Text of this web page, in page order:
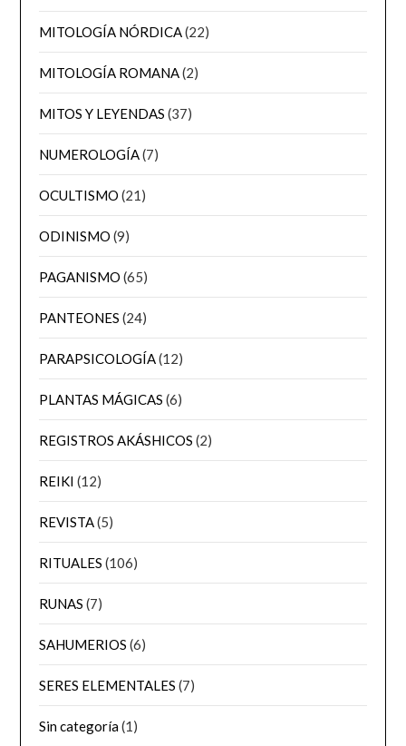
MITOLOGÍA NÓRDICA(22)
MITOLOGÍA ROMANA(2)
MITOS Y LEYENDAS (37)
NUMEROLOGÍA(7)
OCULTISMO (21)
ODINISMO (9)
PAGANISMO (65)
PANTEONES (24)
PARAPSICOLOGÍA(12)
PLANTAS MÁGICAS (6)
REGISTROS AKÁSHICOS (2)
REIKI (12)
REVISTA(5)
RITUALES (106)
RUNAS (7)
SAHUMERIOS (6)
SERES ELEMENTALES (7)
Sin categoría(1)